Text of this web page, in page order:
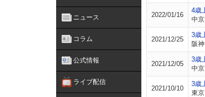
ニュース
コラム
公式情報
ライブ配信
2022/01/16
4歳
中
2021/12/25
3歳
阪
2021/12/05
3歳
中
2021/10/10
3歳
東